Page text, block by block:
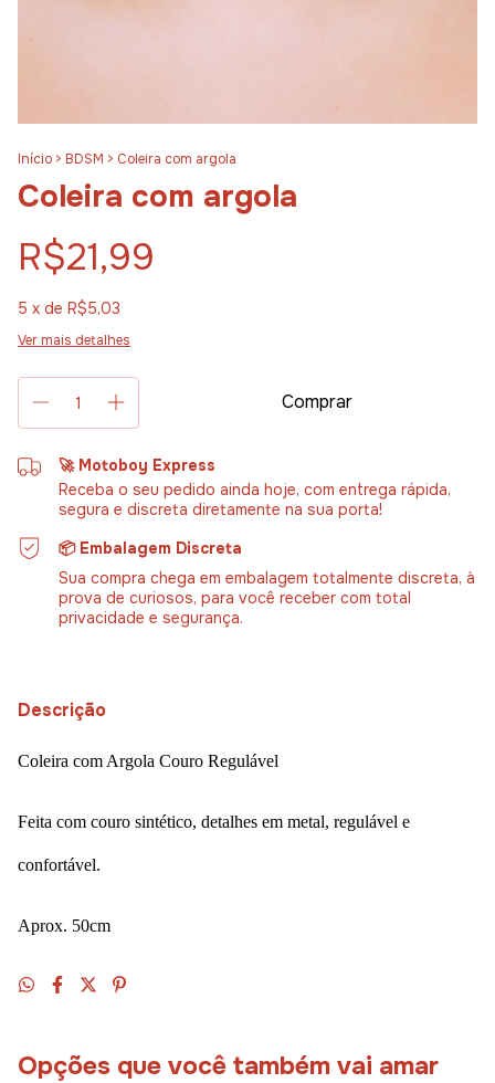
Início > BDSM > Coleira com argola
Coleira com argola
R$21,99
5 x de R$5,03
Ver mais detalhes
🚀 Motoboy Express
Receba o seu pedido ainda hoje, com entrega rápida,
segura e discreta diretamente na sua porta!
📦 Embalagem Discreta
Sua compra chega em embalagem totalmente discreta, à
prova de curiosos, para você receber com total
privacidade e segurança.
Descrição
Coleira com Argola Couro Regulável
Feita com couro sintético, detalhes em metal, regulável e
confortável.
Aprox. 50cm
Opções que você também vai amar